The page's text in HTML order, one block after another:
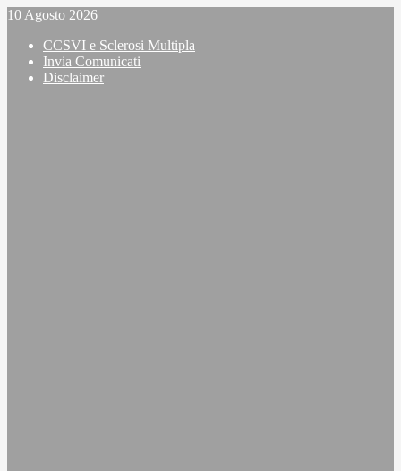
Vai
contenuto
10 Agosto 2026
CCSVI e Sclerosi Multipla
Invia Comunicati
Disclaimer